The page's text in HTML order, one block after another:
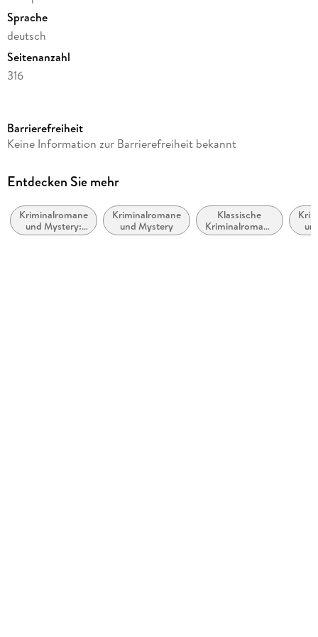
Sprache
deutsch
Seitenanzahl
316
Reihe
Autor/Autorin
Verlag/Hersteller
Zeilenfluss
Barrierefreiheit
Keine Information zur Barrierefreiheit bekannt
Entdecken Sie mehr
Kriminalromane
und Mystery:
weibliche
Kriminalromane
und Mystery
Klassische
Kriminalromane
und Mystery